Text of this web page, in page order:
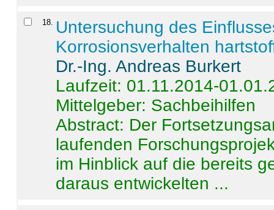
18
Untersuchung des
Korrosionsverhalten
Dr.-Ing. Andreas Burkert
Laufzeit: 01.11.2014-
Mittelgeber: Sachbeihilfen
Abstract: Der
laufenden
im Hinblick auf die bereits
daraus entwickelten ...